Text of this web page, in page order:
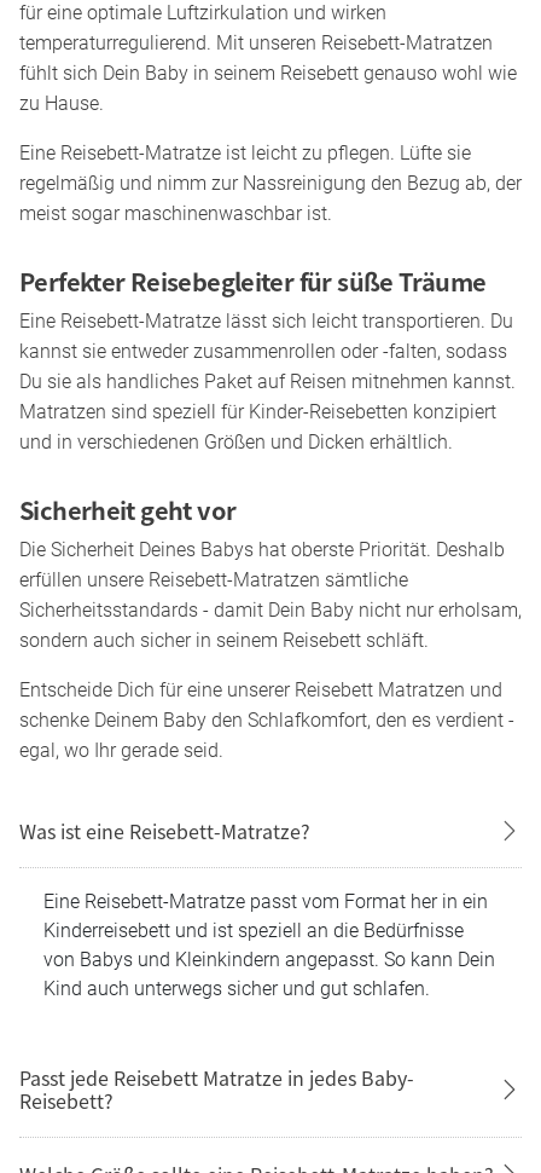
für eine optimale Luftzirkulation und wirken
temperaturregulierend. Mit unseren Reisebett-Matratzen
fühlt sich Dein Baby in seinem Reisebett genauso wohl wie
zu Hause.
Eine Reisebett-Matratze ist leicht zu pflegen. Lüfte sie
regelmäßig und nimm zur Nassreinigung den Bezug ab, der
meist sogar maschinenwaschbar ist.
Perfekter Reisebegleiter für süße Träume
Eine Reisebett-Matratze lässt sich leicht transportieren. Du
kannst sie entweder zusammenrollen oder -falten, sodass
Du sie als handliches Paket auf Reisen mitnehmen kannst.
Matratzen sind speziell für Kinder-Reisebetten konzipiert
und in verschiedenen Größen und Dicken erhältlich.
Sicherheit geht vor
Die Sicherheit Deines Babys hat oberste Priorität. Deshalb
erfüllen unsere Reisebett-Matratzen sämtliche
Sicherheitsstandards - damit Dein Baby nicht nur erholsam,
sondern auch sicher in seinem Reisebett schläft.
Entscheide Dich für eine unserer Reisebett Matratzen und
schenke Deinem Baby den Schlafkomfort, den es verdient -
egal, wo Ihr gerade seid.
Was ist eine Reisebett-Matratze?
Eine Reisebett-Matratze passt vom Format her in ein
Kinderreisebett und ist speziell an die Bedürfnisse
von Babys und Kleinkindern angepasst. So kann Dein
Kind auch unterwegs sicher und gut schlafen.
Passt jede Reisebett Matratze in jedes Baby-
Reisebett?